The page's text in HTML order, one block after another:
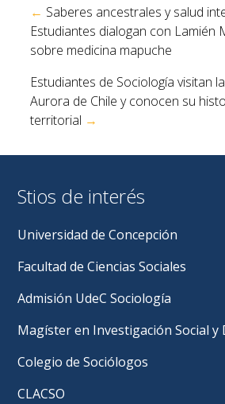
entradas
← Saberes ancestrales y salud
Estudiantes dialogan con Lamién
sobre medicina mapuche
Estudiantes de Sociología visitan
Aurora de Chile y conocen su
territorial →
Stios de interés
Universidad de Concepción
Facultad de Ciencias Sociales
Admisión UdeC Sociología
Magíster en Investigación Social y
Colegio de Sociólogos
CLACSO